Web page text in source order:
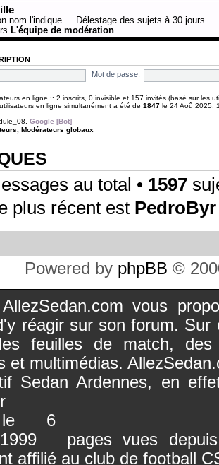
nom l'indique ... Délestage des sujets à 30 jours.
L'équipe de modération
Mot de passe:
en ligne :: 2 inscrits, 0 invisible et 157 invités (basé sur les
en ligne simultanément a été de 1847 le 24 Aoû 2025,
Google [Bot]
Modérateurs globaux
au total • 1597
plus récent est PedroByr
Powered by phpBB ©
vous
réagir sur son forum.
feuilles de match, des
et multimédias.
Sedan Ardennes, en
pages vues
affilié au club de football